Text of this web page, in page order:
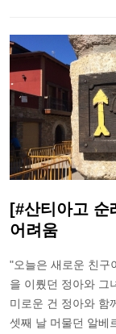
[#산티아고 순
어려움
"오늘은 새로운 친구
을 이뤘던 정아와 그
미로운 건 정아와 함
셋째 날 머물던 알베